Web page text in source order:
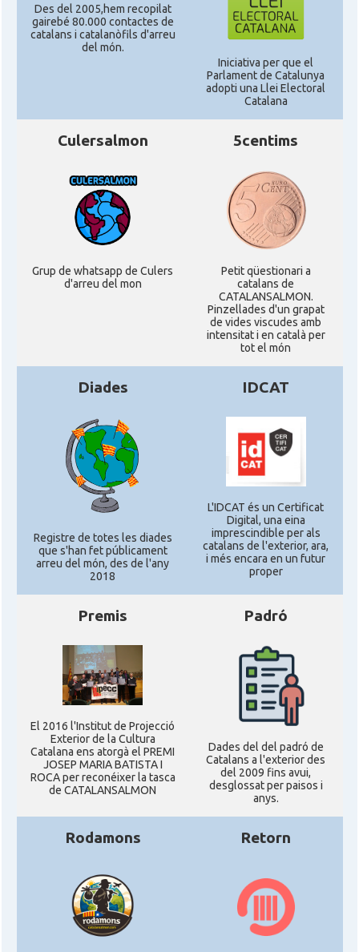
Des del 2005,hem recopilat
gairebé 80.000 contactes de
catalans i catalanòfils d'arreu
del món.
Iniciativa per que el
Parlament de Catalunya
adopti una Llei Electoral
Catalana
Culersalmon
Grup de whatsapp de Culers
d'arreu del mon
5centims
Petit qüestionari a
catalans de
CATALANSALMON.
Pinzellades d'un grapat
de vides viscudes amb
intensitat i en català per
tot el món
Diades
Registre de totes les diades
que s'han fet públicament
arreu del món, des de l'any
2018
IDCAT
L'IDCAT és un Certificat
Digital, una eina
imprescindible per als
catalans de l'exterior, ara,
i més encara en un futur
proper
Premis
El 2016 l'Institut de Projecció
Exterior de la Cultura
Catalana ens atorgà el PREMI
JOSEP MARIA BATISTA I
ROCA per reconéixer la tasca
de CATALANSALMON
Padró
Dades del del padró de
Catalans a l'exterior des
del 2009 fins avui,
desglossat per paisos i
anys.
Rodamons Retorn